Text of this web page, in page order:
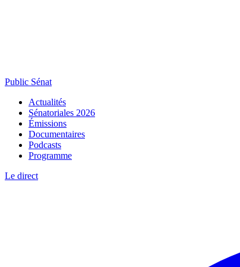
Public Sénat
Actualités
Sénatoriales 2026
Émissions
Documentaires
Podcasts
Programme
Le direct